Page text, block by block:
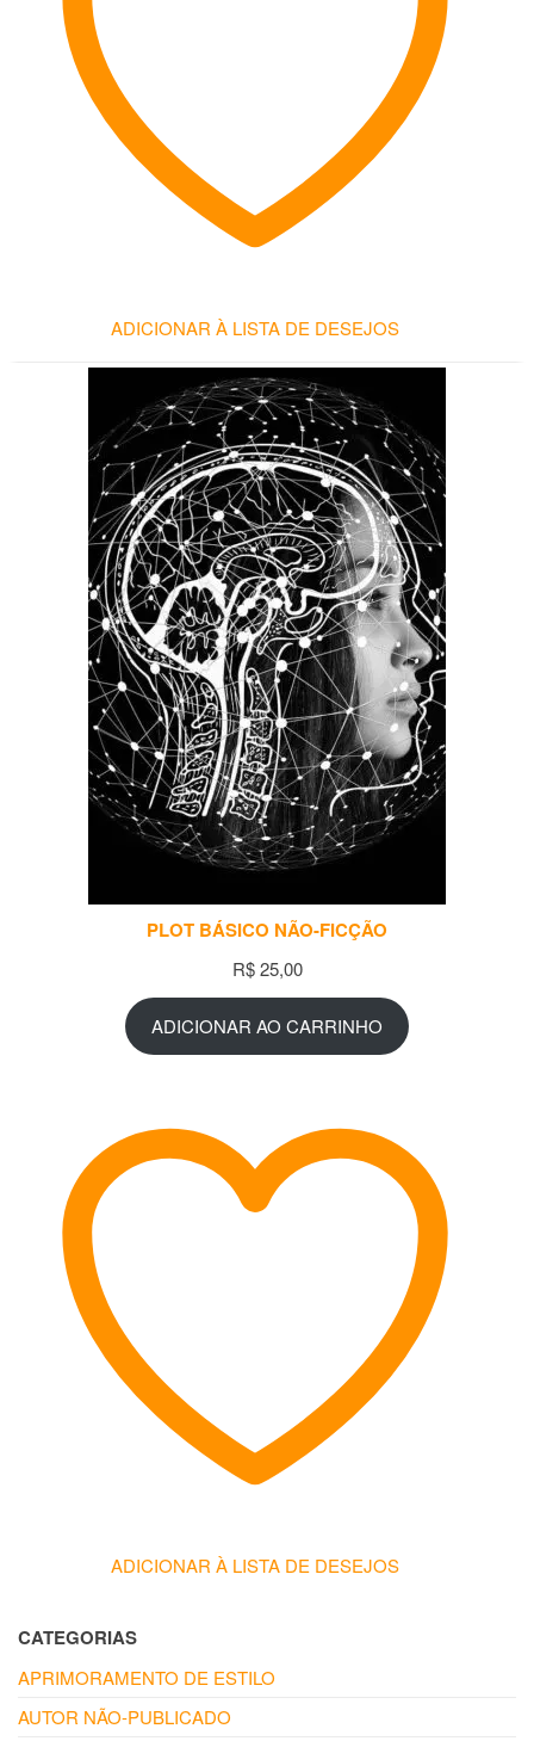
ADICIONAR À LISTA DE DESEJOS
PLOT BÁSICO NÃO-FICÇÃO
R$25,00
ADICIONAR AO CARRINHO
ADICIONAR À LISTA DE DESEJOS
CATEGORIAS
APRIMORAMENTO DE ESTILO
AUTOR NÃO-PUBLICADO